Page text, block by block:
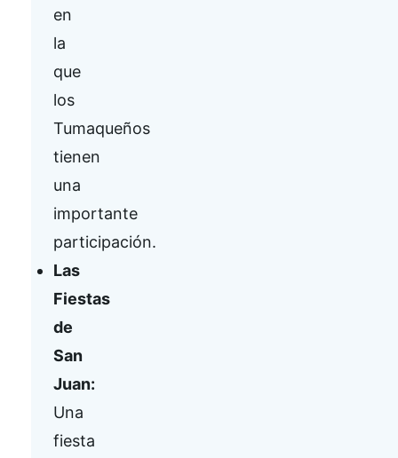
en
la
que
los
Tumaqueños
tienen
una
importante
participación.
Las
Fiestas
de
San
Juan:
Una
fiesta